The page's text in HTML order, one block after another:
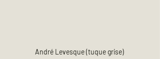
André Levesque (tuque grise)